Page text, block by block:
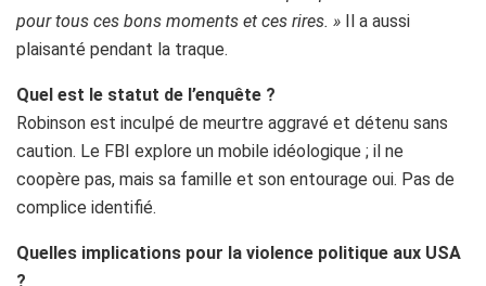
pour tous ces bons moments et ces rires. » Il a aussi
plaisanté pendant la traque.
Quel est le statut de l’enquête ?
Robinson est inculpé de meurtre aggravé et détenu sans
caution. Le FBI explore un mobile idéologique ; il ne
coopère pas, mais sa famille et son entourage oui. Pas de
complice identifié.
Quelles implications pour la violence politique aux USA
?